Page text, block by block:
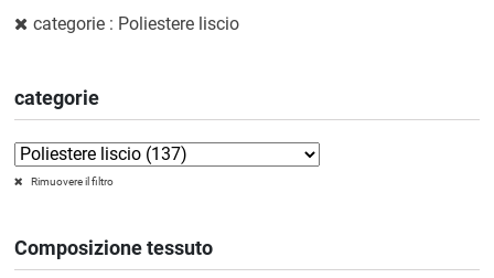
categorie : Poliestere liscio
categorie
Rimuovere il filtro
Composizione tessuto